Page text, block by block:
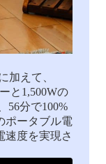
加えて、
と1,500Wの
56分で100%
ポータブル電
速度を実現さ